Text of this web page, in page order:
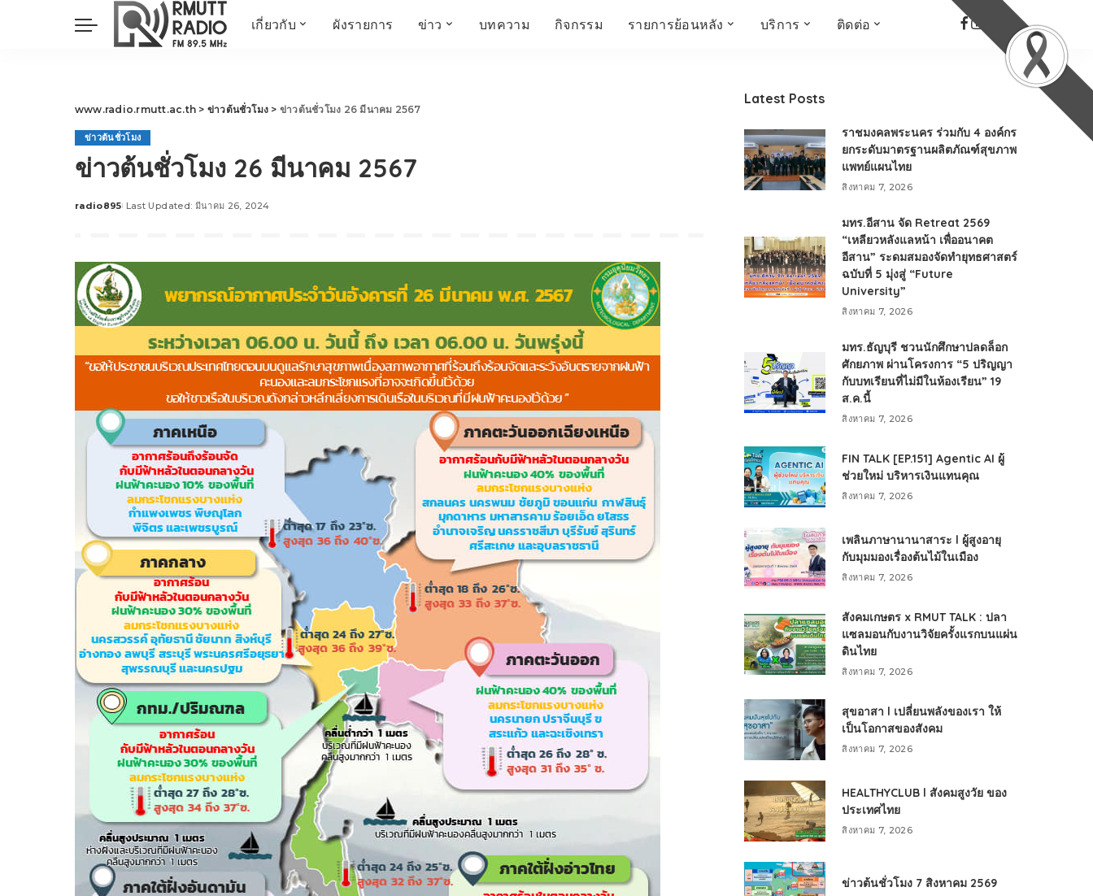
เกี่ยวกับ
ผู้บริหาร
บุคลากร
ผังรายการ ข่าว บทความ กิจกรรม รายการย้อนหลัง
แวดล้อม
มิติสุขภาพ
Health Me Herbs
META พลิกโลก
ฟาร์มสร้างสุข
สุขทุกวัยด้วยภูมิปัญญา
ไทยสร้างสรรค์
Check4Drive
ENERGY SAVING
COM TODAY
THE FUTURIST
MY COMPUTER
FOLLOW SOCIAL
OVERTECH
มหาวิทยาลัยเพื่อชุมชน
BUSIT
รอบบ้านเรา
จิตวิทยากับครูยุ้ย
HEALTHY CLUB
HEALTHY TIME
Good Health and
Wellness
RED CROSS
รู้สู้ภัยโควิด19
FOOD DELIVERY
READY FOR LADY
ตลาดนัดชุมชน
กลเม็ดครัวไอเดีย
สุข-อาสา
ThaiTravelTrends
RT Freshey
Tips for Trips
มรดกไทย
TotalSoundMagazine
ENGLISH AROUND
YOU
Series guide
EASY LIFE
Culture Travel
สยามยามสี่
KIDs
TWO TONE TALK
RMUTT NEWS พิกัดข่าว
เด่น
ALL AROUND THE
WORLD
กรอบข่าวรอบสัปดาห์
มุมมองข่าว
ที่นี่RMUT
บริการ ติดต่อ
www.radio.rmutt.ac.th > ข่าวต้นชั่วโมง > ข่าวต้นชั่วโมง 26 มีนาคม 2567
ข่าวต้นชั่วโมง
ข่าวต้นชั่วโมง 26 มีนาคม 2567
Posted
radio895 Last Updated: มีนาคม 26, 2024
Latest Posts
ราชมงคลพระนคร ร่วมกับ 4 องค์กร
ยกระดับมาตรฐานผลิตภัณฑ์สุขภาพ
แพทย์แผนไทย
สิงหาคม 7, 2026
มทร.อีสาน จัด Retreat 2569
“เหลียวหลังแลหน้า เพื่ออนาคต
อีสาน” ระดมสมองจัดทำยุทธศาสตร์
ฉบับที่ 5 มุ่งสู่ “Future
University”
สิงหาคม 7, 2026
มทร.ธัญบุรี ชวนนักศึกษาปลดล็อก
ศักยภาพ ผ่านโครงการ “5 ปริญญา
กับบทเรียนที่ไม่มีในห้องเรียน” 19
ส.ค.นี้
สิงหาคม 7, 2026
FIN TALK [EP.151] Agentic AI ผู้
ช่วยใหม่ บริหารเงินแทนคุณ
สิงหาคม 7, 2026
เพลินภาษานานาสาระ l ผู้สูงอายุ
กับมุมมองเรื่องต้นไม้ในเมือง
สิงหาคม 7, 2026
สังคมเกษตร x RMUT TALK : ปลา
แซลมอนกับงานวิจัยครั้งแรกบนแผ่น
ดินไทย
สิงหาคม 7, 2026
สุขอาสา l เปลี่ยนพลังของเรา ให้
เป็นโอกาสของสังคม
สิงหาคม 7, 2026
HEALTHYCLUB l สังคมสูงวัย ของ
ประเทศไทย
สิงหาคม 7, 2026
ข่าวต้นชั่วโมง 7 สิงหาคม 2569